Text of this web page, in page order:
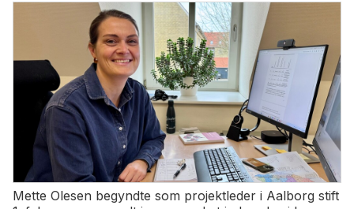
Mette Olesen begyndte som projektleder i Aalborg stift